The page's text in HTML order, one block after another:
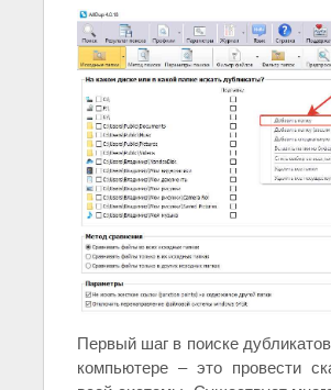
Первый шаг в поиске
компьютере – это провести